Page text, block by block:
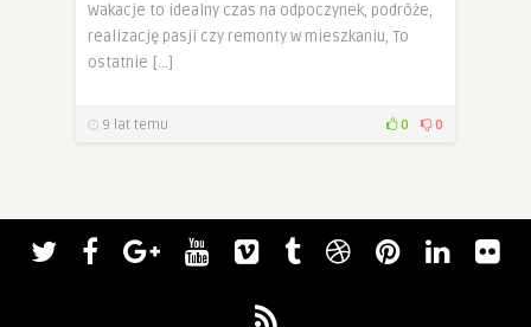
Wakacje to idealny czas na odpoczynek, podróże,
realizację pasji czy remonty w mieszkaniu, To
ostatnie […]
9 lat temu 0 0